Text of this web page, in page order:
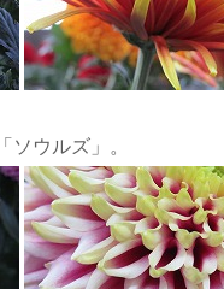
ウルズ」。